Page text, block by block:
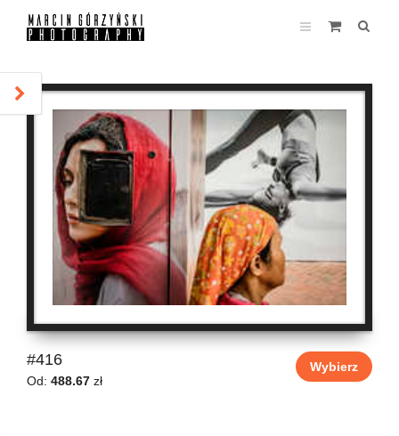
#416
Od: 488.67 zł
Wybierz